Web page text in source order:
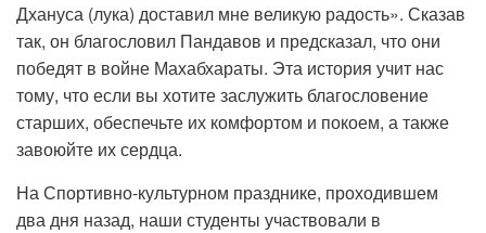
Дхануса (лука) доставил мне великую радость». Сказав
так, он благословил Пандавов и предсказал, что они
победят в войне Махабхараты. Эта история учит нас
тому, что если вы хотите заслужить благословение
старших, обеспечьте их комфортом и покоем, а также
завоюйте их сердца.
На Спортивно-культурном празднике, проходившем
два дня назад, наши студенты участвовали в